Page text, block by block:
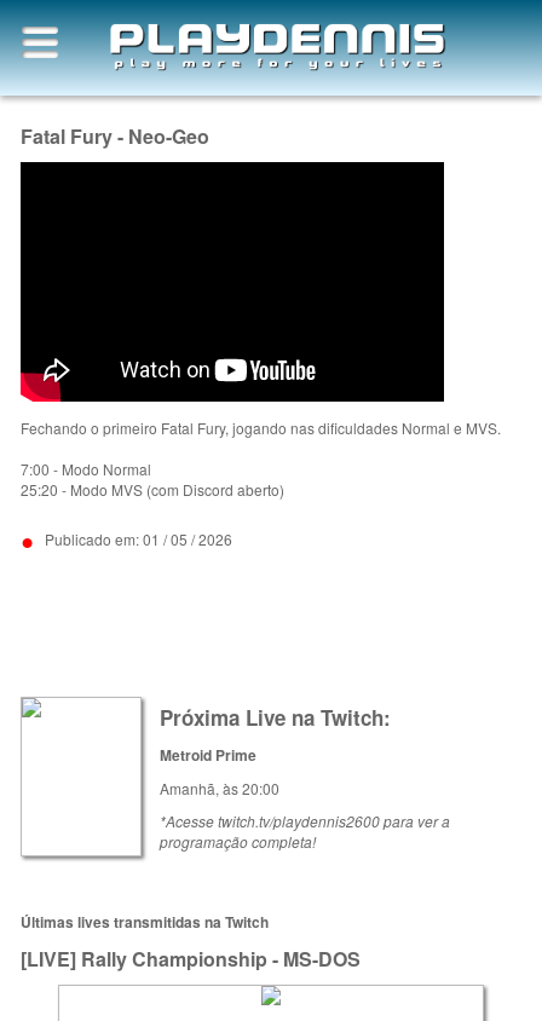
Fatal Fury - Neo-Geo
Fechando o primeiro Fatal Fury, jogando nas dificuldades Normal e MVS.
7:00 - Modo Normal
25:20 - Modo MVS (com Discord aberto)
• Publicado em: 01 / 05 / 2026
Próxima Live na Twitch:
Metroid Prime
Amanhã, às 20:00
*Acesse twitch.tv/playdennis2600 para ver a
programação completa!
Últimas lives transmitidas na Twitch
[LIVE] Rally Championship - MS-DOS